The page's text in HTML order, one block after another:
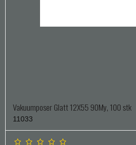
Vakuumposer Glatt 12X55 90My, 100 stk
11033